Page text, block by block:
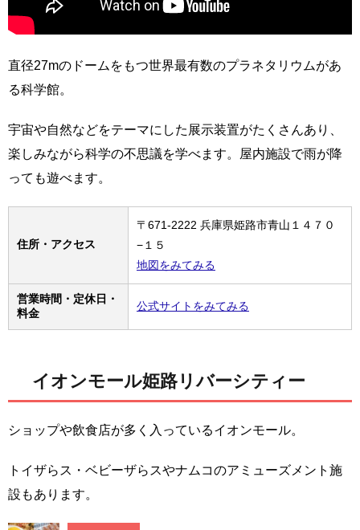
直径27mのドームをもつ世界最有数のプラネタリウムがあ
る科学館。
宇宙や自然などをテーマにした展示装置がたくさんあり、
楽しみながら科学の不思議を学べます。屋内施設で雨が降
っても遊べます。
住所・アクセス
〒671-2222 兵庫県姫路市青山１４７０
−１５
地図をみてみる
営業時間・定休日・
料金
公式サイトをみてみる
イオンモール姫路リバーシティー
ショップや飲食店が多く入っているイオンモール。
トイザらス・ベビーザらスやナムコのアミューズメント施
設もあります。